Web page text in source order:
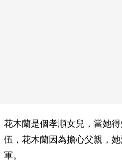
花木蘭是個孝順女兒，當她
伍，花木蘭因為擔心父親，
軍。